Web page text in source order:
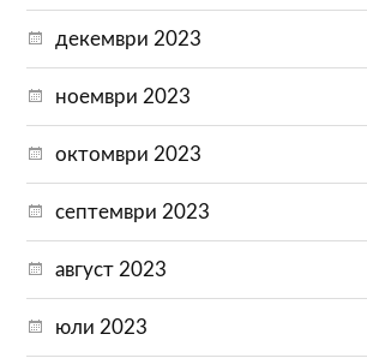
декември 2023
ноември 2023
октомври 2023
септември 2023
август 2023
юли 2023